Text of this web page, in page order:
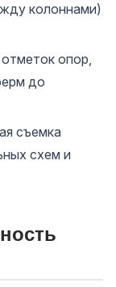
колоннами)
опор,
до
съемка
схем и